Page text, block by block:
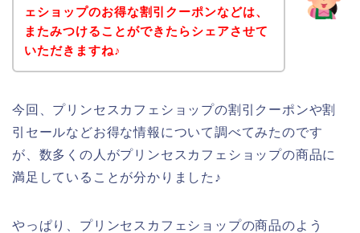
ェショップのお得な割引クーポンなどは、
またみつけることができたらシェアさせて
いただきますね♪
今回、プリンセスカフェショップの割引クーポンや割
引セールなどお得な情報について調べてみたのです
が、数多くの人がプリンセスカフェショップの商品に
満足していることが分かりました♪
やっぱり、プリンセスカフェショップの商品のよう